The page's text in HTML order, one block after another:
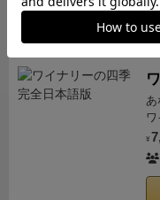
脱落の条件が
効な効果が
と相手に引か
ってしまい、
あ
¥